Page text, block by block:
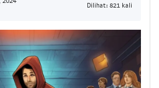
Dilihat: 821 kali